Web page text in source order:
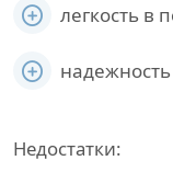
легкость в
надежность
Недостатки: